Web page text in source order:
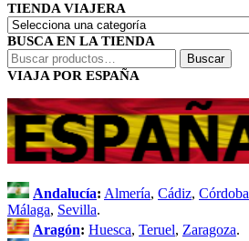
TIENDA VIAJERA
BUSCA EN LA TIENDA
Buscar
por:
Buscar
VIAJA POR ESPAÑA
Andalucía: Almería, Cádiz, Córdoba
Málaga, Sevilla.
Aragón: Huesca, Teruel, Zaragoza.